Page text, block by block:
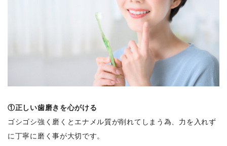
①正しい歯磨きを心がける
ゴシゴシ強く磨くとエナメル質が削れてしまう為、力を入れず
に丁寧に磨く事が大切です。